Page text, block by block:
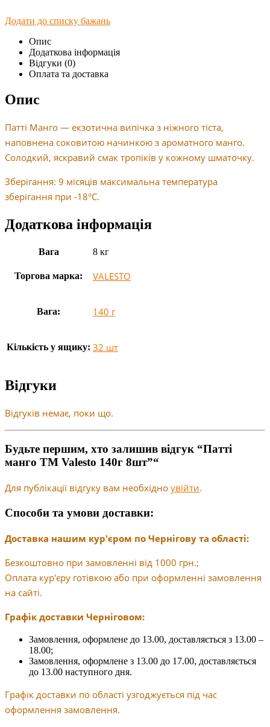
Додати до списку бажань
Опис
Додаткова інформація
Відгуки (0)
Оплата та доставка
Опис
Патті Манго — екзотична випічка з ніжного тіста,
наповнена соковитою начинкою з ароматного манго.
Солодкий, яскравий смак тропіків у кожному шматочку.
Зберігання: 9 місяців максимальна температура
зберігання при -18°C.
Додаткова інформація
Вага 8 кг
Торгова марка: VALESTO
Вага: 140 г
Кількість у ящику: 32 шт
Відгуки
Відгуків немає, поки що.
Будьте першим, хто залишив відгук “Патті
манго TM Valesto 140г 8шт”“
Для публікації відгуку вам необхідно увійти.
Способи та умови доставки:
Доставка нашим кур'єром по Чернігову та області:
Безкоштовно при замовленні від 1000 грн.;
Оплата кур'єру готівкою або при оформленні замовлення
на сайті.
Графік доставки Черніговом:
Замовлення, оформлене до 13.00, доставляється з 13.00 –
18.00;
Замовлення, оформлене з 13.00 до 17.00, доставляється
до 13.00 наступного дня.
Графік доставки по області узгоджується під час
оформлення замовлення.